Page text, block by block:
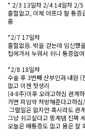
* 2/3 13일차 2/4 14일차 2/5
출혈없고, 이제 아프다 할 통
줌
*2/7 17일차
출혈없음. 밖을 걷는데 임신했
집에가서 누워서 쉬니 통증없어
*2/8 18일차
수술 후 3번째 산부인과 내원
없고 이젠 첫생리
(4-8주)이후 오라고하심 관계
거면 피임약 처방해준다고하심/
그럴일은 없지만 혹시라도 관
그냥 쉬고싶다고 핑계댐 진짜
오늘은 배통증도 없고 몸은 잘